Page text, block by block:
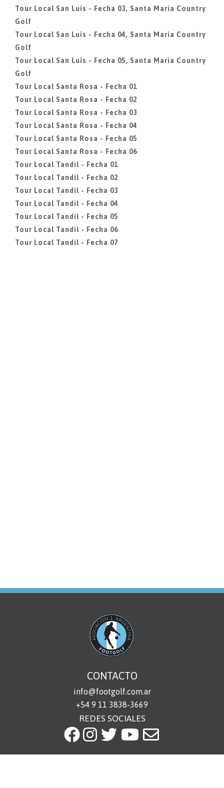
Tour Local San Luis - Fecha 03, Santa Maria Country
Golf
Tour Local San Luis - Fecha 04, Santa Maria Country
Golf
Tour Local San Luis - Fecha 05, Santa Maria Country
Golf
Tour Local Santa Rosa - Fecha 01
Tour Local Santa Rosa - Fecha 02
Tour Local Santa Rosa - Fecha 03
Tour Local Santa Rosa - Fecha 04
Tour Local Santa Rosa - Fecha 05
Tour Local Santa Rosa - Fecha 06
Tour Local Tandil - Fecha 01
Tour Local Tandil - Fecha 02
Tour Local Tandil - Fecha 03
Tour Local Tandil - Fecha 04
Tour Local Tandil - Fecha 05
Tour Local Tandil - Fecha 06
Tour Local Tandil - Fecha 07
CONTACTO
info@footgolf.com.ar
+54 9 11 3838-3669
REDES SOCIALES